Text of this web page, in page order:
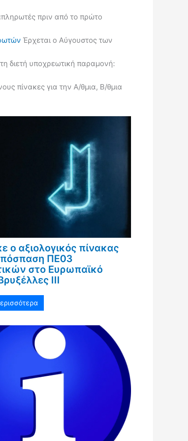
πριν από το πρώτο
Έρχεται ο Αύγουστος των
διετή υποχρεωτική παραμονή:
πίνακες για την Α/θμια, Β/θμια
ο αξιολογικός πίνακας
ΠΕ03
στο Ευρωπαϊκό
ΙΙΙ